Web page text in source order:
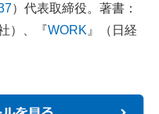
）代表取締役。著書：
）、『WORK 』（日経